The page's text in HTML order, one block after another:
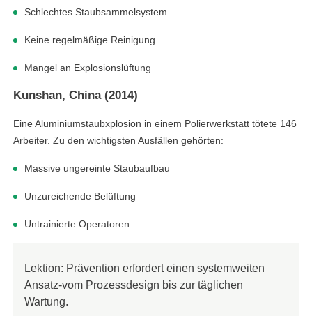
Schlechtes Staubsammelsystem
Keine regelmäßige Reinigung
Mangel an Explosionslüftung
Kunshan, China (2014)
Eine Aluminiumstaubxplosion in einem Polierwerkstatt tötete 146
Arbeiter. Zu den wichtigsten Ausfällen gehörten:
Massive ungereinte Staubaufbau
Unzureichende Belüftung
Untrainierte Operatoren
Lektion: Prävention erfordert einen systemweiten
Ansatz-vom Prozessdesign bis zur täglichen
Wartung.